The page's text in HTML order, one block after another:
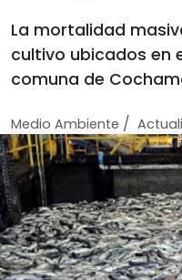
La mortalidad
cultivo ubicados en
comuna de
Medio Ambiente /